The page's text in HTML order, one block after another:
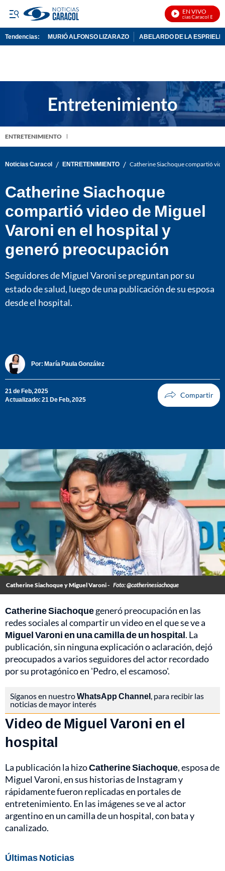
EN VIVO
Noticias Caracol En Vivo
Tendencias: MURIÓ ALFONSO LIZARAZO ABELARDO DE LA
ENTRETENIMIENTO
Noticias Caracol / ENTRETENIMIENTO / Catherine Siachoque compartió
Catherine Siachoque
compartió video de Miguel
Varoni en el hospital y
generó preocupación
Seguidores de Miguel Varoni se preguntan por su
estado de salud, luego de una publicación de su esposa
desde el hospital.
Por: María Paula González
21 de Feb, 2025
Actualizado: 21 De Feb, 2025
Catherine Siachoque y Miguel Varoni - Foto: @catherinesiachoque
Catherine Siachoquegeneró preocupación en las
redes sociales al compartir un video en el que se ve a
Miguel Varoni en una camilla de un hospital. La
publicación, sin ninguna explicación o aclaración, dejó
preocupados a varios seguidores del actor recordado
por su protagónico en 'Pedro, el escamoso'.
Síganos en nuestroWhatsApp Channel, para recibir las
noticias de mayor interés
Video de Miguel Varoni en el
hospital
La publicación la hizoCatherine Siachoque, esposa de
Miguel Varoni, en sus historias de Instagram y
rápidamente fueron replicadas en portales de
entretenimiento. En las imágenes se ve al actor
argentino en un camilla de un hospital, con bata y
canalizado.
Últimas Noticias